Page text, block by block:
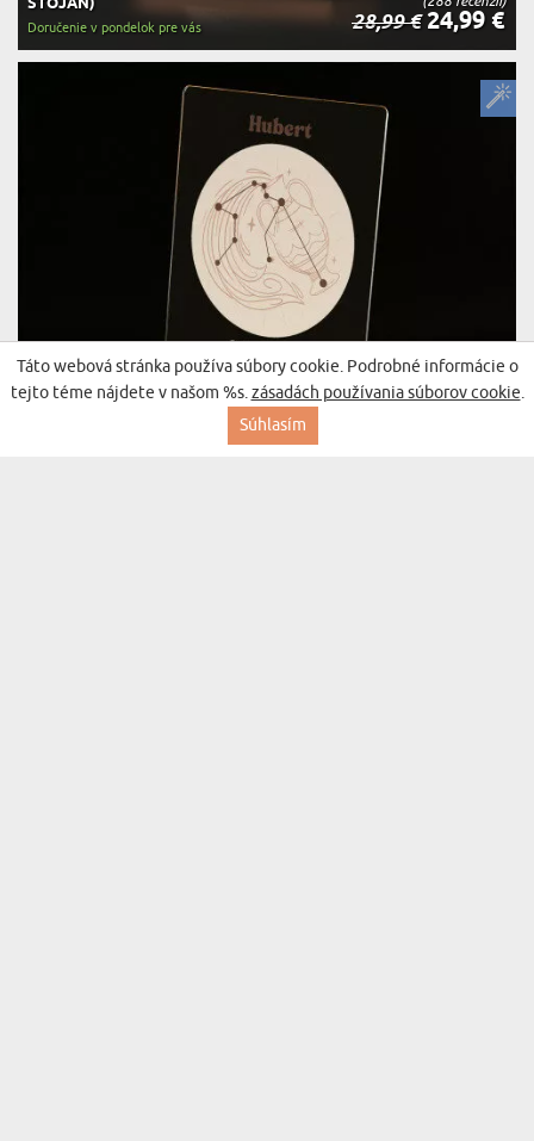
28,99 €24,99 €
Doručenie v pondelok pre vás
Táto webová stránka používa súbory cookie. Podrobné informácie o
tejto téme nájdete v našom %s.zásadách používania súborov cookie.
Súhlasím